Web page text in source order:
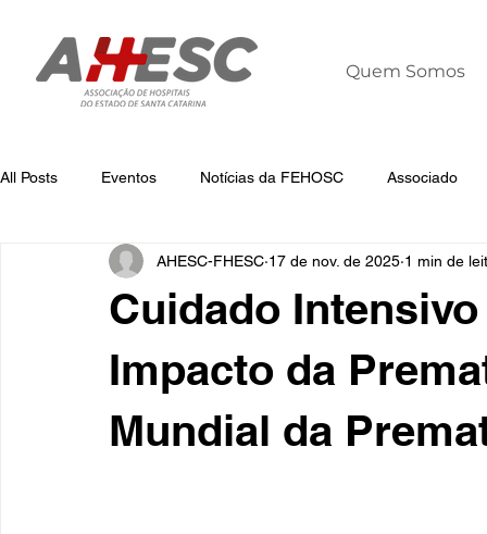
Quem Somos
All Posts Eventos Notícias da FEHOSC Associado
Notícias da AHESC Liderança Dia
Cuidado
Impacto da
Mundial da
AHESC-FHESC 17 de nov. de 2025 1 min de